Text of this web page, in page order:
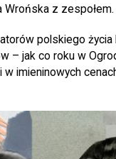
Wrońska z zespołem.
polskiego życia
– jak co roku w
imieninowych